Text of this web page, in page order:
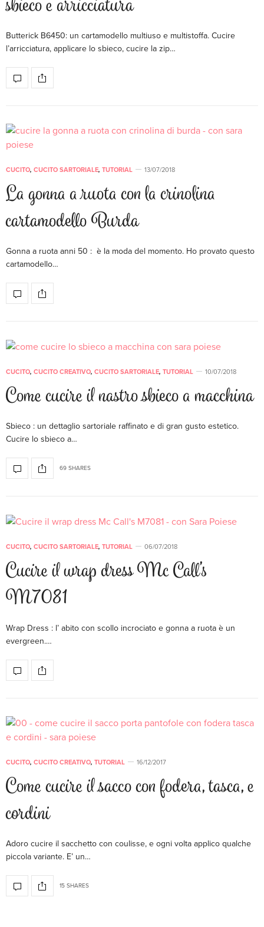
Butterick B6450: un cartamodello multiuso e multistoffa. Cucire
l’arricciatura, applicare lo sbieco, cucire la zip…
CUCITO, CUCITO SARTORIALE, TUTORIAL 13/07/2018
La gonna a ruota con la crinolina
cartamodello Burda
Gonna a ruota anni 50 : è la moda del momento. Ho provato questo
cartamodello…
CUCITO, CUCITO CREATIVO, CUCITO SARTORIALE, TUTORIAL 10/07/2018
Come cucire il nastro sbieco a macchina
Sbieco : un dettaglio sartoriale raffinato e di gran gusto estetico.
Cucire lo sbieco a…
69 SHARES
CUCITO, CUCITO SARTORIALE, TUTORIAL 06/07/2018
Cucire il wrap dress Mc Call’s
M7081
Wrap Dress : l’ abito con scollo incrociato e gonna a ruota è un
evergreen.…
CUCITO, CUCITO CREATIVO, TUTORIAL 16/12/2017
Come cucire il sacco con fodera, tasca, e
cordini
Adoro cucire il sacchetto con coulisse, e ogni volta applico qualche
piccola variante. E’ un…
15 SHARES